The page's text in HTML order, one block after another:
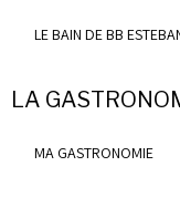
LE BAIN DE BB
LA
MA GASTRONOMIE